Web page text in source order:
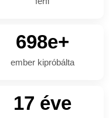
698e+
ember kipróbálta
17 éve